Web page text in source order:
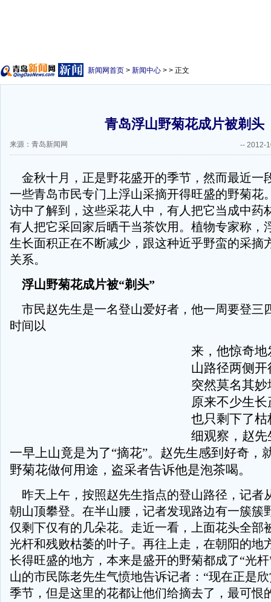
新闻网首页 > 新闻中心 > > 正文
青岛浮山野菊花成片被剃头
来源：青岛新闻网 -- 2012-
金秋十月，正是野花盛开的季节，然而最近一
一些青岛市民专门上浮山采摘开得旺盛的野菊花
访中了解到，这些采花人中，有人把它当成中药
有人把它采回家后晒干当茶饮用。植物专家称，
生长面积正在不断减少，跟这种近乎野蛮的采摘
关系。
浮山野菊花成片被“剃头”
市民赵先生是一名登山爱好者，他一周要登三
时间以
来，他惊奇
山路径两侧
突然莫名其
原来不少生
也只剩下了
细观察，赵
一早上山竟是为了“摘花”。赵先生感到好奇，
野菊花做何用途，盗采者告诉他是泡茶喝。
昨天上午，按照赵先生指点的登山路径，记者
朝山顶攀登。在半山腰，记者发现路边有一簇簇
仅剩下仅有的几朵花。走近一看，上面花头全部
光杆和残败枯萎的叶子。再往上走，在朝阳的地
长得旺盛的地方，本来是盛开的野菊都成了“光
山的市民陈老先生气愤地告诉记者：“现在正是
季节，但是这里的花都让他们给摘去了，最可恨